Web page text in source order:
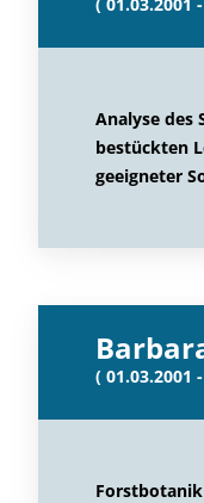
Analyse des
bestückten
geeigneter
( 01.03.2001
Forstbotanik